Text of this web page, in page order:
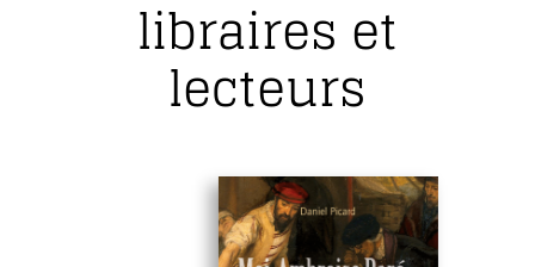
libraires et
lecteurs